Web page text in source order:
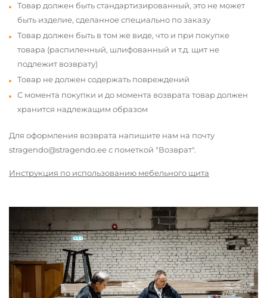
Товар должен быть стандартизированный, это не может
быть изделие, сделанное специально по заказу
Товар должен быть в том же виде, что и при покупке
товара (распиленный, шлифованный и т.д. щит не
подлежит возврату)
Товар не должен содержать повреждений
С момента покупки и до момента возврата товар должен
хранится надлежащим образом
Для оформления возврата напишите нам на почту
stragendo@stragendo.ee с пометкой "Возврат".
Инструкция по использованию мебельного щита